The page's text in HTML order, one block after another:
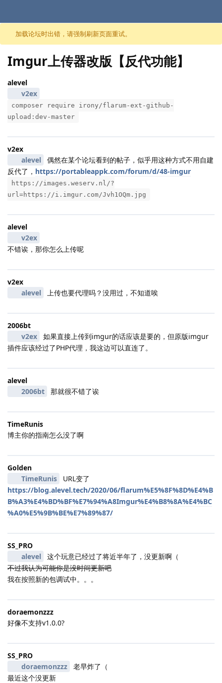
跳至内容
加载论坛时出错，请强制刷新页面重试。
Imgur上传器改版【反代功能】
alevel
v2ex
composer require irony/flarum-ext-github-
upload:dev-master
v2ex
alevel
偶然在某个论坛看到的帖子，似乎用这种方式不用自建
反代了， https://portableappk.com/forum/d/48-imgur
https://images.weserv.nl/?
url=https://i.imgur.com/Jvh1OQm.jpg
alevel
v2ex
不错诶，那你怎么上传呢
v2ex
alevel
上传也要代理吗？没用过，不知道唉
2006bt
v2ex
如果直接上传到imgur的话应该是要的，但原版imgur
插件应该经过了PHP代理，我这边可以直连了。
alevel
2006bt
那就很不错了诶
TimeRunis
博主你的指南怎么没了啊
Golden
TimeRunis
URL变了
https://blog.alevel.tech/2020/06/flarum%E5%8F%8D%E4%B
B%A3%E4%BD%BF%E7%94%A8Imgur%E4%B8%8A%E4%BC
%A0%E5%9B%BE%E7%89%87/
SS_PRO
alevel
这个玩意已经过了将近半年了，没更新啊（
不过我认为可能你是没时间更新吧
我在按照新的包调试中。。。
doraemonzzz
好像不支持v1.0.0?
SS_PRO
doraemonzzz
老早炸了（
最近这个没更新